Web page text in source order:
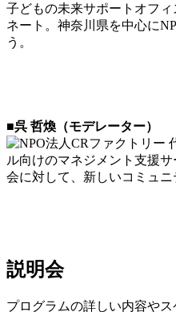
子どもの未来サポートオフ
ネート。神奈川県を中心に
う。
■呉 哲煥（モデレーター）
ル向けのマネジメント支援
会に対して、新しいコミュ
説明会
プログラムの詳しい内容や